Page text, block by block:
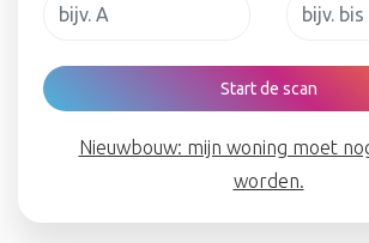
Start de scan
Nieuwbouw: mijn woning moet
worden.